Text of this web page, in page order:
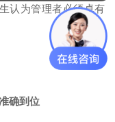
认为管理者必须卓有
确到位